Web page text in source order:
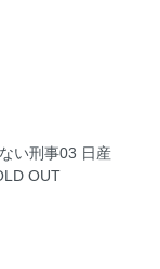
い刑事03 日産
OUT